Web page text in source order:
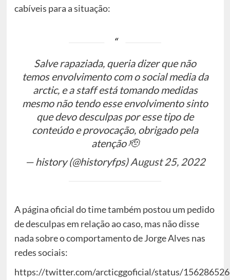
cabíveis para a situação:
Salve rapaziada, queria dizer que não
temos envolvimento com o social media da
arctic, e a staff está tomando medidas
mesmo não tendo esse envolvimento sinto
que devo desculpas por esse tipo de
conteúdo e provocação, obrigado pela
atenção 🫡
— history (@historyfps)August 25, 2022
A página oficial do time também postou um pedido
de desculpas em relação ao caso, mas não disse
nada sobre o comportamento de Jorge Alves nas
redes sociais:
https://twitter.com/arcticggoficial/status/